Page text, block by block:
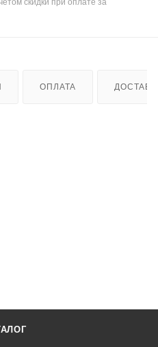
скидки при оплате за
ОПЛАТА